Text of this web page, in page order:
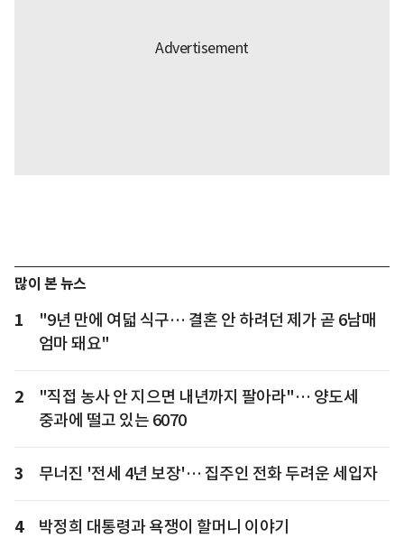
많이 본 뉴스
1
"9년 만에 여덟 식구… 결혼 안 하려던 제가 곧 6남매
엄마 돼요"
2
"직접 농사 안 지으면 내년까지 팔아라"… 양도세
중과에 떨고 있는 6070
3 무너진 '전세 4년 보장'… 집주인 전화 두려운 세입자
4 박정희 대통령과 욕쟁이 할머니 이야기